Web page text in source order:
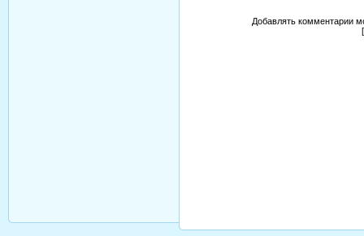
Добавлять комментарии